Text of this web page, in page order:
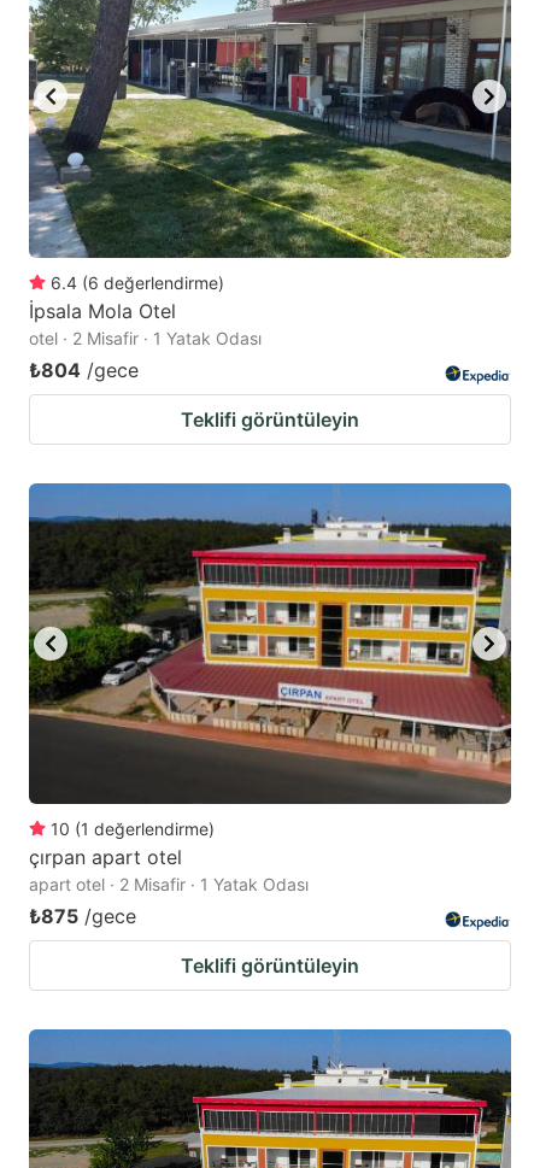
key
to
get
the
keyboard
shortcuts
for
changing
dates.
key
to
get
the
keyboard
shortcuts
for
6.4 (6 değerlendirme)
İpsala Mola Otel
otel · 2 Misafir · 1 Yatak Odası
₺804 /gece
Teklifi görüntüleyin
10 (1 değerlendirme)
çırpan apart otel
apart otel · 2 Misafir · 1 Yatak Odası
₺875 /gece
Teklifi görüntüleyin